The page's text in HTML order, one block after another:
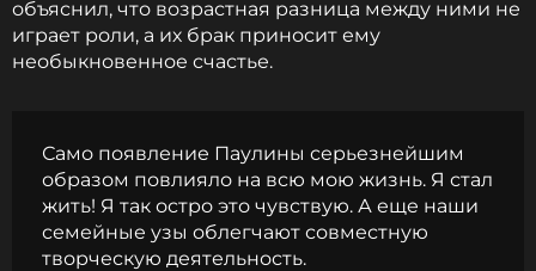
объяснил, что возрастная разница между ними не
играет роли, а их брак приносит ему
необыкновенное счастье.
Само появление Паулины серьезнейшим
образом повлияло на всю мою жизнь. Я стал
жить! Я так остро это чувствую. А еще наши
семейные узы облегчают совместную
творческую деятельность.